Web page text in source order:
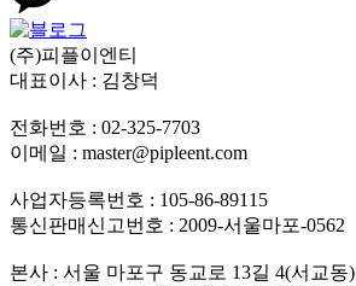
(주)피플이엔티
대표이사 : 김창덕
전화번호 : 02-325-7703
이메일 : master@pipleent.com
사업자등록번호 : 105-86-89115
통신판매신고번호 : 2009-서울마포-0562
본사 : 서울 마포구 동교로 13길 4(서교동)